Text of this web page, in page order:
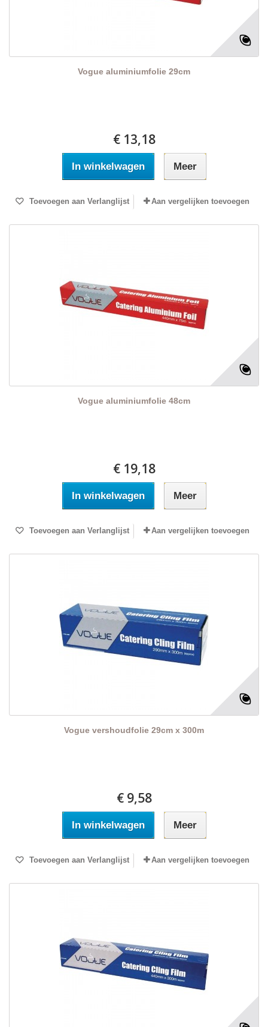
Vogue aluminiumfolie 29cm
€ 13,18
In winkelwagen Meer
Toevoegen aan Verlanglijst Aan vergelijken toevoegen
Vogue aluminiumfolie 48cm
€ 19,18
In winkelwagen Meer
Toevoegen aan Verlanglijst Aan vergelijken toevoegen
Vogue vershoudfolie 29cm x 300m
€ 9,58
In winkelwagen Meer
Toevoegen aan Verlanglijst Aan vergelijken toevoegen